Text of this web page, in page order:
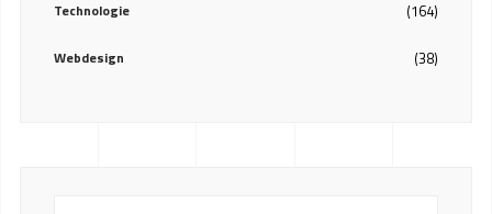
Technologie (164)
Webdesign (38)